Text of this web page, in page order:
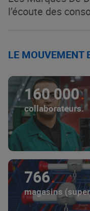
l’écoute des
LE MOUVEMENT
160 000
collaborateurs.
766
magasins